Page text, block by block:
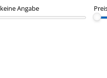
keine Angabe